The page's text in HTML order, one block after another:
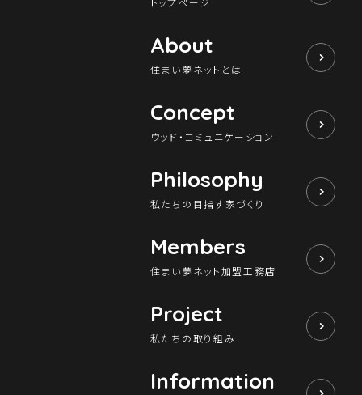
About
住まい夢ネットとは
Concept
ウッド・コミュニケーション
Philosophy
私たちの目指す家づくり
Members
住まい夢ネット加盟工務店
Project
私たちの取り組み
Information